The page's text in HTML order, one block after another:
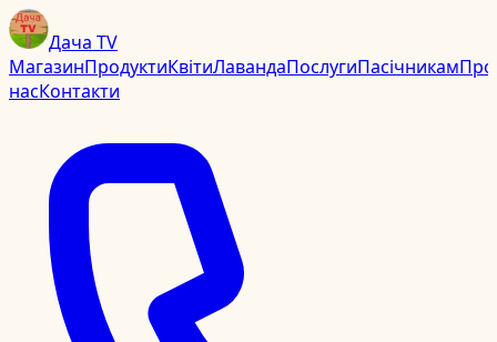
Дача TV
МагазинПродуктиКвітиЛавандаПослугиПасічникамПро
насКонтакти